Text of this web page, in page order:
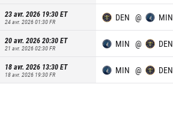
23 avr. 2026 19:30ET
24 avr. 2026 01:30FR DEN @ MIN
20 avr. 2026 20:30ET
21 avr. 2026 02:30FR MIN @ DEN
18 avr. 2026 13:30ET
18 avr. 2026 19:30FR MIN @ DEN